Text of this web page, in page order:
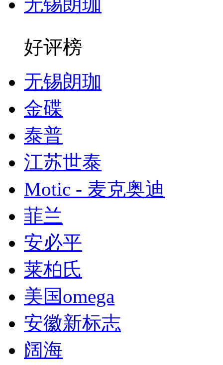
好评榜
无锡朗珈
金碟
泰普
江苏世泰
Motic - 麦克奥迪
菲兰
安必平
莱柏氏
美国omega
安徽新标志
阔海